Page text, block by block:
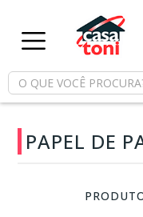
Minha Conta
Meus Favoritos
Departamentos
Tintas
PAPEL DE